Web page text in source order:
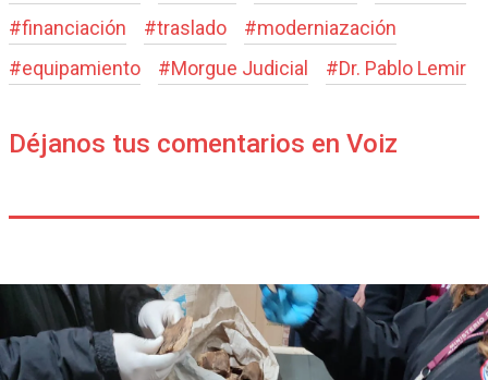
#financiación #traslado #moderniazación
#equipamiento #Morgue Judicial #Dr. Pablo Lemir
Déjanos tus comentarios en Voiz